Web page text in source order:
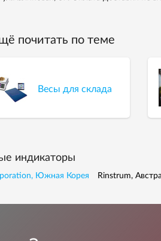
почитать по теме
Весы для склада
индикаторы
Южная Корея Rinstrum,